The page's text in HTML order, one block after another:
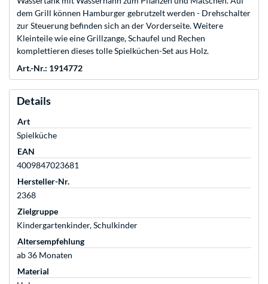
dem Grill können Hamburger gebrutzelt werden - Drehschalter
zur Steuerung befinden sich an der Vorderseite. Weitere
Kleinteile wie eine Grillzange, Schaufel und Rechen
komplettieren dieses tolle Spielküchen-Set aus Holz.
Art.-Nr.: 1914772
Details
Art
Spielküche
EAN
4009847023681
Hersteller-Nr.
2368
Zielgruppe
Kindergartenkinder, Schulkinder
Altersempfehlung
ab 36 Monaten
Material